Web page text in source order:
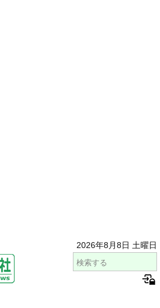
2026年8月8日 土曜日